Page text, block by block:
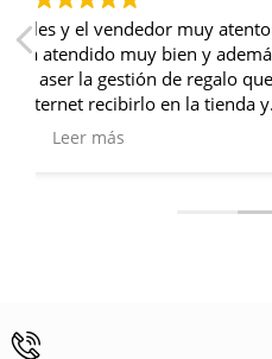
Gran variedad de
calidad. Encontré lo
la
Además, me acerque